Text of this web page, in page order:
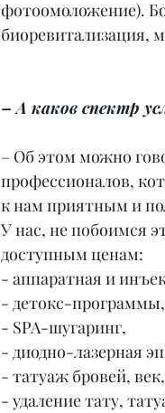
фотоомоложение).
биоревитализация,
– А каков спектр
– Об этом можно
профессионалов,
к нам приятным и
У нас, не побоимся
доступным ценам:
- аппаратная и
- детокс-программы,
- SPA-шугаринг,
- диодно-лазерная
- татуаж бровей,
- удаление тату,